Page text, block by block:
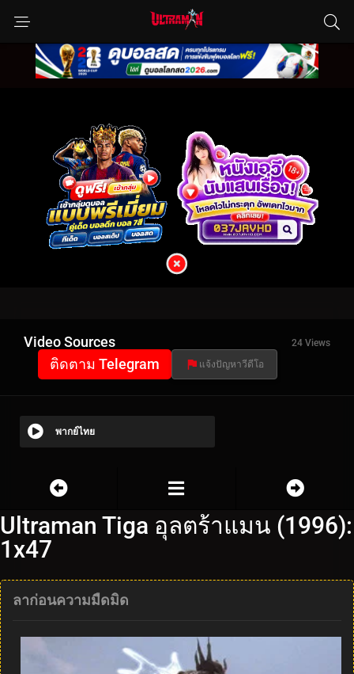
Video Sources 24 Views
ติดตาม Telegram แจ้งปัญหาวีดีโอ
พากย์ไทย
Ultraman Tiga อุลตร้าแมน (1996):
1x47
ลาก่อนความมืดมิด